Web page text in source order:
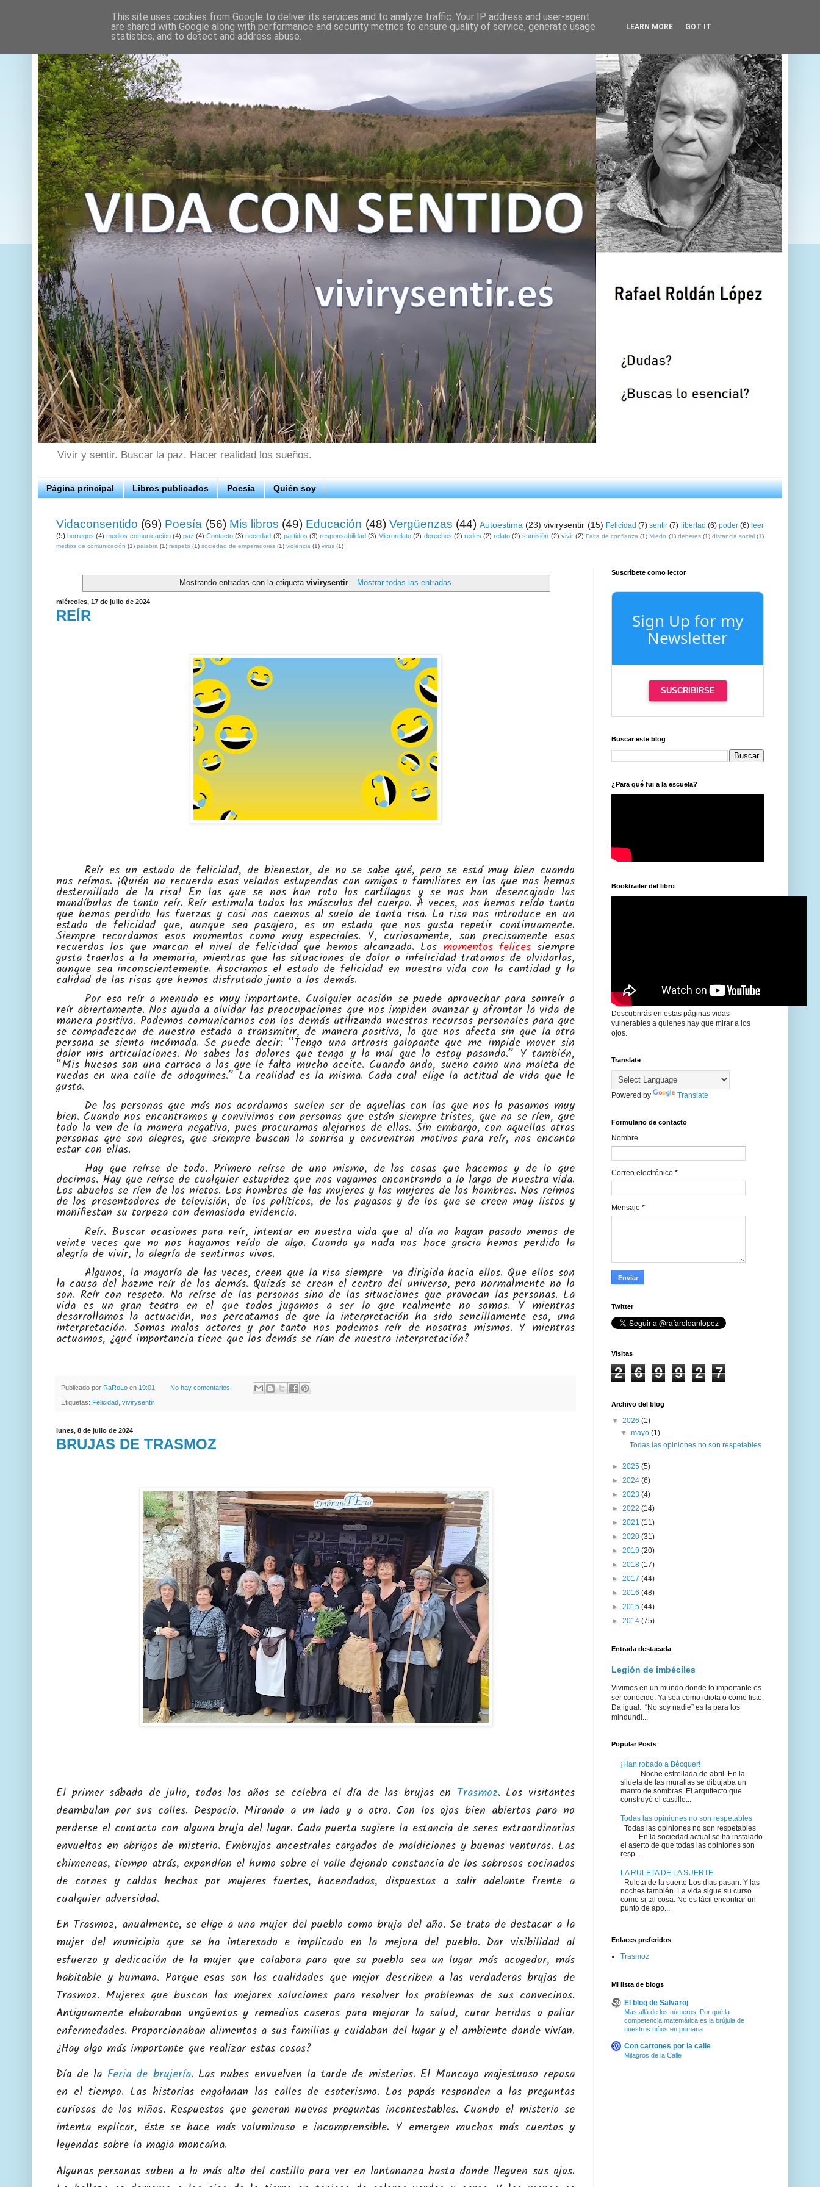
Vivir y sentir. Buscar la paz. Hacer realidad los sueños.
Página principal Libros publicados Poesia Quién soy
Vidaconsentido (69) Poesía (56) Mis libros (49) Educación (48) Vergüenzas (44) Autoestima (23) vivirysentir (15) Felicidad (7) sentir (7) libertad (6) poder (6) leer
(5) borregos (4) medios comunicación (4) paz (4) Contacto (3) necedad (3) partidos (3) responsabilidad (3) Microrelato (2) derechos (2) redes (2) relato (2) sumisión (2) vivir (2) Falta de confianza (1) Miedo (1) deberes (1) distancia social (1)
medios de comunicación (1) palabra (1) respeto (1) sociedad de emperadores (1) violencia (1) virus (1)
Mostrando entradas con la etiquetavivirysentir. Mostrar todas las entradas
miércoles, 17 de julio de 2024
REÍR
Reír es un estado de felicidad, de bienestar, de no se sabe qué, pero se está muy bien cuando
nos reímos. ¡Quién no recuerda esas veladas estupendas con amigos o familiares en las que nos hemos
desternillado de la risa! En las que se nos han roto los cartílagos y se nos han desencajado las
mandíbulas de tanto reír. Reír estimula todos los músculos del cuerpo. A veces, nos hemos reído tanto
que hemos perdido las fuerzas y casi nos caemos al suelo de tanta risa. La risa nos introduce en un
estado de felicidad que, aunque sea pasajero, es un estado que nos gusta repetir continuamente.
Siempre recordamos esos momentos como muy especiales. Y, curiosamente, son precisamente esos
recuerdos los que marcan el nivel de felicidad que hemos alcanzado. Los momentos felices siempre
gusta traerlos a la memoria, mientras que las situaciones de dolor o infelicidad tratamos de olvidarlas,
aunque sea inconscientemente. Asociamos el estado de felicidad en nuestra vida con la cantidad y la
calidad de las risas que hemos disfrutado junto a los demás.
Por eso reír a menudo es muy importante. Cualquier ocasión se puede aprovechar para sonreír o
reír abiertamente. Nos ayuda a olvidar las preocupaciones que nos impiden avanzar y afrontar la vida de
manera positiva. Podemos comunicarnos con los demás utilizando nuestros recursos personales para que
se compadezcan de nuestro estado o transmitir, de manera positiva, lo que nos afecta sin que la otra
persona se sienta incómoda. Se puede decir: “Tengo una artrosis galopante que me impide mover sin
dolor mis articulaciones. No sabes los dolores que tengo y lo mal que lo estoy pasando.” Y también,
“Mis huesos son una carraca a los que le falta mucho aceite. Cuando ando, sueno como una maleta de
ruedas en una calle de adoquines.” La realidad es la misma. Cada cual elige la actitud de vida que le
gusta.
De las personas que más nos acordamos suelen ser de aquellas con las que nos lo pasamos muy
bien. Cuando nos encontramos y convivimos con personas que están siempre tristes, que no se ríen, que
todo lo ven de la manera negativa, pues procuramos alejarnos de ellas. Sin embargo, con aquellas otras
personas que son alegres, que siempre buscan la sonrisa y encuentran motivos para reír, nos encanta
estar con ellas.
Hay que reírse de todo. Primero reírse de uno mismo, de las cosas que hacemos y de lo que
decimos. Hay que reírse de cualquier estupidez que nos vayamos encontrando a lo largo de nuestra vida.
Los abuelos se ríen de los nietos. Los hombres de las mujeres y las mujeres de los hombres. Nos reímos
de los presentadores de televisión, de los políticos, de los payasos y de los que se creen muy listos y
manifiestan su torpeza con demasiada evidencia.
Reír. Buscar ocasiones para reír, intentar en nuestra vida que al día no hayan pasado menos de
veinte veces que no nos hayamos reído de algo. Cuando ya nada nos hace gracia hemos perdido la
alegría de vivir, la alegría de sentirnos vivos.
Algunos, la mayoría de las veces, creen que la risa siempre va dirigida hacia ellos. Que ellos son
la causa del hazme reír de los demás. Quizás se crean el centro del universo, pero normalmente no lo
son. Reír con respeto. No reírse de las personas sino de las situaciones que provocan las personas. La
vida es un gran teatro en el que todos jugamos a ser lo que realmente no somos. Y mientras
desarrollamos la actuación, nos percatamos de que la interpretación ha sido sencillamente eso, una
interpretación. Somos malos actores y por tanto nos podemos reír de nosotros mismos. Y mientras
actuamos, ¿qué importancia tiene que los demás se rían de nuestra interpretación?
Publicado por RaRoLo en 19:01 No hay comentarios:
Etiquetas: Felicidad vivirysentir
lunes, 8 de julio de 2024
BRUJAS DE TRASMOZ
El primer sábado de julio, todos los años se celebra el día de las brujas en Trasmoz. Los visitantes
deambulan por sus calles. Despacio. Mirando a un lado y a otro. Con los ojos bien abiertos para no
perderse el contacto con alguna bruja del lugar. Cada puerta sugiere la estancia de seres extraordinarios
envueltos en abrigos de misterio. Embrujos ancestrales cargados de maldiciones y buenas venturas. Las
chimeneas, tiempo atrás, expandían el humo sobre el valle dejando constancia de los sabrosos cocinados
de carnes y caldos hechos por mujeres fuertes, hacendadas, dispuestas a salir adelante frente a
cualquier adversidad.
En Trasmoz, anualmente, se elige a una mujer del pueblo como bruja del año. Se trata de destacar a la
mujer del municipio que se ha interesado e implicado en la mejora del pueblo. Dar visibilidad al
esfuerzo y dedicación de la mujer que colabora para que su pueblo sea un lugar más acogedor, más
habitable y humano. Porque esas son las cualidades que mejor describen a las verdaderas brujas de
Trasmoz. Mujeres que buscan las mejores soluciones para resolver los problemas de sus convecinos.
Antiguamente elaboraban ungüentos y remedios caseros para mejorar la salud, curar heridas o paliar
enfermedades. Proporcionaban alimentos a sus familias y cuidaban del lugar y el ambiente donde vivían.
¿Hay algo más importante que realizar estas cosas?
Día de la Feria de brujería. Las nubes envuelven la tarde de misterios. El Moncayo majestuoso reposa
en el tiempo. Las historias engalanan las calles de esoterismo. Los papás responden a las preguntas
curiosas de los niños. Respuestas que generan nuevas preguntas incontestables. Cuando el misterio se
intenta explicar, éste se hace más voluminoso e incomprensible. Y emergen muchos más cuentos y
leyendas sobre la magia moncaína.
Algunas personas suben a lo más alto del castillo para ver en lontananza hasta donde lleguen sus ojos.
Suscríbete como lector
Sign Up for my
Newsletter
SUSCRIBIRSE
Buscar este blog
¿Para qué fui a la escuela?
Booktrailer del libro
Descubrirás en estas páginas vidas
vulnerables a quienes hay que mirar a los
ojos.
Translate
Powered by Translate
Formulario de contacto
Nombre
Correo electrónico *
Mensaje *
Twitter
Visitas
2 6 9 9 2 7
Archivo del blog
▼ 2026 (1)
▼mayo(1)
Todas las opiniones no son respetables
► 2025 (5)
► 2024 (6)
► 2023 (4)
► 2022 (14)
► 2021 (11)
► 2020 (31)
► 2019 (20)
► 2018 (17)
► 2017 (44)
► 2016 (48)
► 2015 (44)
► 2014 (75)
Entrada destacada
Legión de imbéciles
Vivimos en un mundo donde lo importante es
ser conocido. Ya sea como idiota o como listo.
Da igual. “No soy nadie” es la para los
mindundi...
Popular Posts
¡Han robado a Bécquer!
Noche estrellada de abril. En la
silueta de las murallas se dibujaba un
manto de sombras. El arquitecto que
construyó el castillo...
Todas las opiniones no son respetables
Todas las opiniones no son respetables
En la sociedad actual se ha instalado
el aserto de que todas las opiniones son
resp...
LA RULETA DE LA SUERTE
Ruleta de la suerte Los días pasan. Y las
noches también. La vida sigue su curso
como si tal cosa. No es fácil encontrar un
punto de apo...
Enlaces preferidos
Trasmoz
Mi lista de blogs
El blog de Salvaroj
Más allá de los números: Por qué la
competencia matemática es la brújula de
nuestros niños en primaria
Con cartones por la calle
Milagros de la Calle
This site uses cookies from Google to deliver its services and to analyze traffic. Your IP address and user-agent
are shared with Google along with performance and security metrics to ensure quality of service, generate usage
statistics, and to detect and address abuse.
LEARN MORE GOT IT